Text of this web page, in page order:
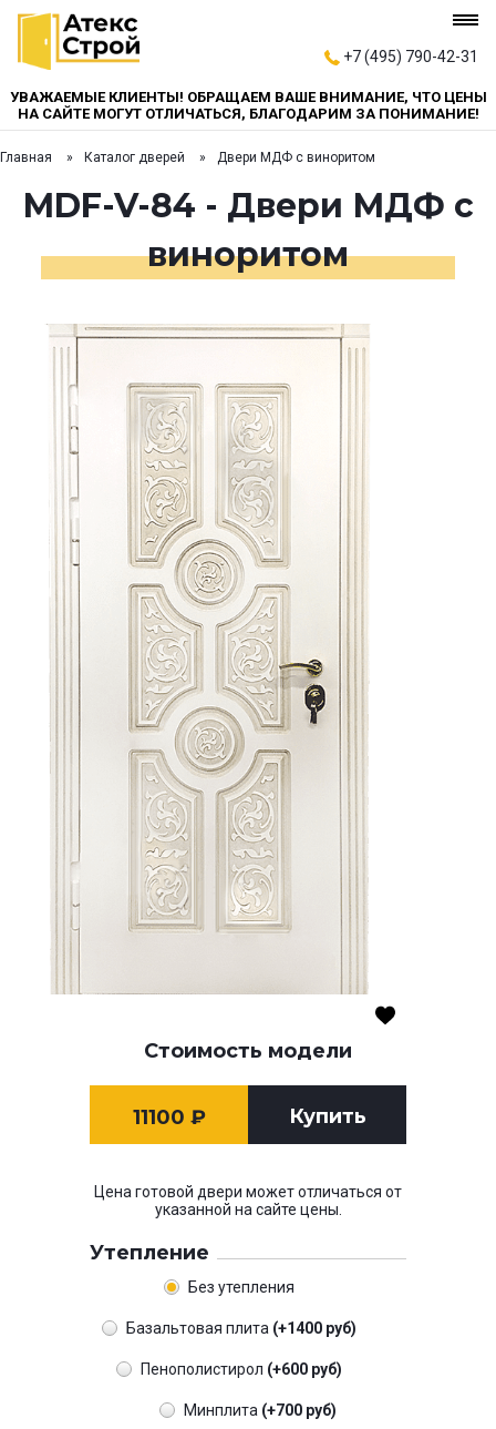
+7 (495) 790-42-31
УВАЖАЕМЫЕ КЛИЕНТЫ! ОБРАЩАЕМ ВАШЕ ВНИМАНИЕ, ЧТО ЦЕНЫ
НА САЙТЕ МОГУТ ОТЛИЧАТЬСЯ, БЛАГОДАРИМ ЗА ПОНИМАНИЕ!
Главная Каталог дверей Двери МДФ с виноритом
MDF-V-84 - Двери МДФ с
виноритом
Стоимость модели
11100 ₽ Купить
Цена готовой двери может отличаться от
указанной на сайте цены.
Утепление
Без утепления
Базальтовая плита (+1400 руб)
Пенополистирол (+600 руб)
Минплита (+700 руб)